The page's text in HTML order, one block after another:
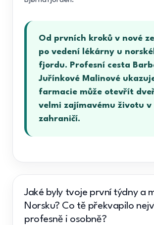
Od prvních kroků v nové
po vedení lékárny u
fjordu. Profesní cesta
Juřínkové Malinové
farmacie může otevřít
velmi zajímavému životu v
zahraničí.
Jaké byly tvoje první týdny a
Norsku? Co tě překvapilo
profesně i osobně?